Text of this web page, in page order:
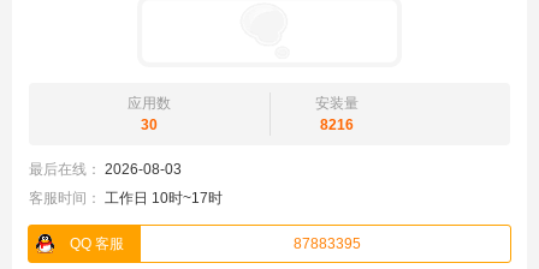
应用数
30
安装量
8216
最后在线： 2026-08-03
客服时间： 工作日 10时~17时
QQ 客服 87883395